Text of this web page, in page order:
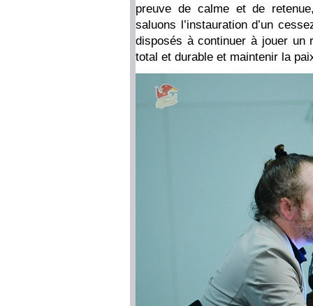
preuve de calme et de
saluons l’instauration d’un
disposés à continuer à jouer un
total et durable et maintenir la